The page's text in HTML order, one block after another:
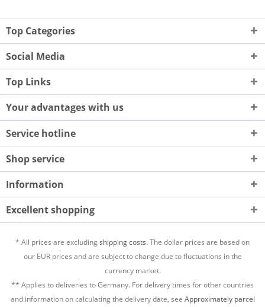
Top Categories
Social Media
Top Links
Your advantages with us
Service hotline
Shop service
Information
Excellent shopping
* All prices are excludingshipping costs.The dollar prices are based on
our EUR prices and are subject to change due to fluctuations in the
currency market.
** Applies to deliveries to Germany. For delivery times for other countries
and information on calculating the delivery date, see Approximately parcel